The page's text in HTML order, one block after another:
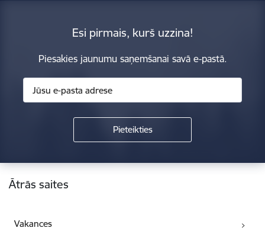
Esi pirmais, kurš uzzina!
Piesakies jaunumu saņemšanai savā e-pastā.
Kājene
Ātrās saites
Vakances